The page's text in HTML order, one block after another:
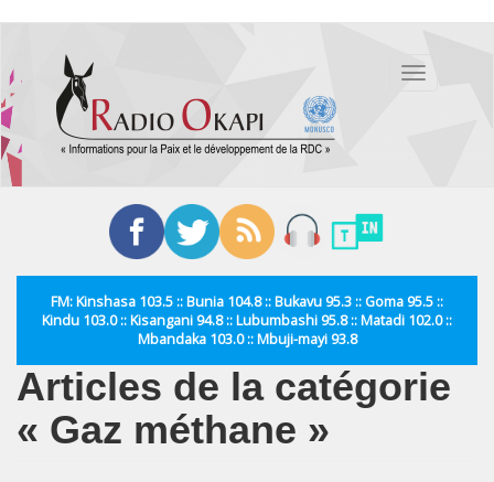
contenu
principal
Toggle
FM: Kinshasa 103.5 :: Bunia 104.8 :: Bukavu 95.3 :: Goma 95.5 ::
Kindu 103.0 :: Kisangani 94.8 :: Lubumbashi 95.8 :: Matadi 102.0 ::
Mbandaka 103.0 :: Mbuji-mayi 93.8
Articles de la catégorie
« Gaz méthane »